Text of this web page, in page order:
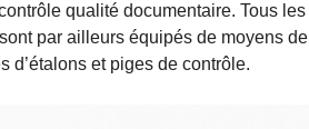
qualité documentaire. Tous les
par ailleurs équipés de moyens de
d’étalons et piges de contrôle.